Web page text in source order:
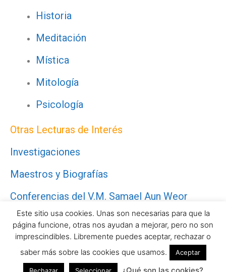
Historia
Meditación
Mística
Mitología
Psicología
Otras Lecturas de Interés
Investigaciones
Maestros y Biografías
Conferencias del V.M. Samael Aun Weor
©2026 - CIAG - Todos los derechos reservados
Aviso legal. Terminos y condiciones de uso
Política de
privacidad|Política de cookies
Este sitio usa cookies. Unas son necesarias para que la
página funcione, otras nos ayudan a mejorar, pero no son
imprescindibles. Libremente puedes aceptar, rechazar o
saber más sobre las cookies que usamos.
Aceptar